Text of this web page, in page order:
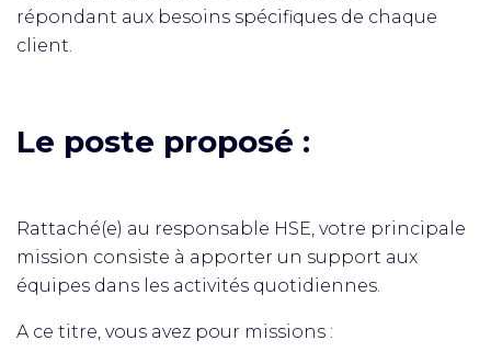
répondant aux besoins spécifiques de chaque
client.
Le poste proposé :
Rattaché(e) au responsable HSE, votre principale
mission consiste à apporter un support aux
équipes dans les activités quotidiennes.
A ce titre, vous avez pour missions :